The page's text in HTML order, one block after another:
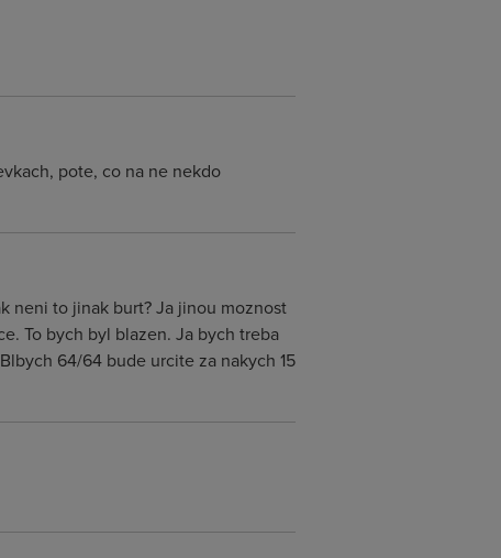
pote, co na ne nekdo
neni to jinak burt? Ja jinou moznost
To bych byl blazen. Ja bych treba
64/64 bude urcite za nakych 15